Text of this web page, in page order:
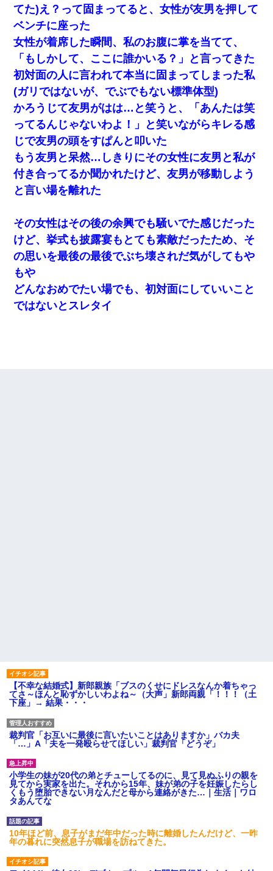
てた)え？って固まってると、女性が友男を押して
ベンチに座った
女性が着席した瞬間、私のお腹に掌を当てて、
「もしかして、ここに誰かいる？」と言ってきた
初対面の人に言われて本当に固まってしまった私
(ガリではないが、でぶでもない標準体型)
かろうじて友男がはは…と笑うと、「あんたは笑
ってるんじゃないわよ！」と笑いながらキレる感
じで友男の頭をすぱんと叩いた
もう友男と呆然…しきりにその女性に友男と私が
付き合ってるか聞かれたけど、友男が移動しよう
と言い場を離れた
その女性はその後の余興でも騒いでた感じだった
けど、挙式も披露宴もとても素敵だったため、そ
の思いを最後の最後でぶち壊されだ気がしてもや
もや
どんなおめでたい場でも、初対面にしていいこと
ではないとスレタイ
【不幸な結婚式】新郎親族「ブスのくせにドレスなんか着ちゃっ
てさ～ほんと恥ずかしいわよね～（大声」新郎両親「！！！（土
下座」→ 結果・・・
裁判官「お互いに最後に言いたいことはありますか」バカ夫
「…」A「夫を一発殴らせてほしい」裁判官「どうぞ」
小学生の妹が20代の弟とチューしてるのに、見て見ぬふりの親を
見てから実家を出た。それから15年、妹が弟の子を妊娠したらし
くもう堕胎できない月なんだと母から連絡がきた…｜生活｜ワロ
タあんてな
10年ほど前、息子がまだ年中だった時に離婚したんだけど、一昨
年の暮れに突然息子が職場を訪ねてきた。